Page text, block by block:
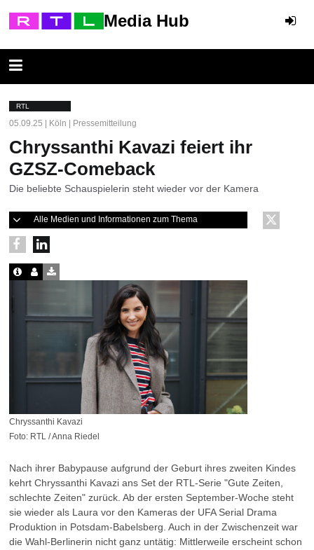
Media Hub
RTL
05.09.25 | Köln | Pressemitteilung
Chryssanthi Kavazi feiert ihr
GZSZ-Comeback
Die beliebte Schauspielerin steht wieder vor der Kamera
Alle Medien und Informationen zum Thema
Chryssanthi Kavazi
Foto: RTL / Anna Riedel
Nach ihrer Babypause aufgrund der Geburt ihres zweiten Kindes
kehrt Chryssanthi Kavazi ans Set der RTL-Serie "Gute Zeiten,
schlechte Zeiten" zurück. Ab der ersten September-Woche steht
sie wieder als Laura vor den Kameras der UFA Serial Drama
Produktion in Potsdam-Babelsberg. Auch in der Zwischenzeit war
die Wahl-Berlinerin nicht ganz untätig: Mittlerweile erscheint schon